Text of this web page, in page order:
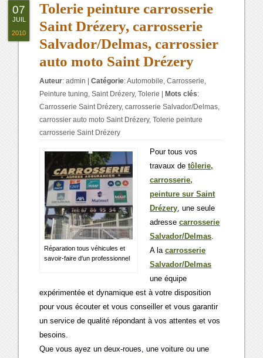
Tolerie peinture carrosserie
Saint Drézery, carrosserie
Salvador/Delmas, carrossier
auto moto Saint Drézery
Auteur:admin |Catégorie:Automobile,Carrosserie,
Peinture tuning,Saint Drézery,Tolerie Mots clés:
Carrosserie Saint Drézery,carrosserie Salvador/Delmas,
carrossier auto moto Saint Drézery,Tolerie peinture
carrosserie Saint Drézery
Réparation tous véhicules et
savoir-faire d'un professionnel
Pour tous vos
travaux detôlerie,
carrosserie,
peinture sur Saint
Drézery, une seule
adressecarrosserie
Salvador/Delmas.
A lacarrosserie
Salvador/Delmas
une équipe
expérimentée et dynamique est à votre disposition
pour vous écouter et vous conseiller et vous garantir
un service de qualité répondant à vos attentes et vos
besoins.
Que vous ayez un deux-roues, une voiture ou une
07
JUIL
2010